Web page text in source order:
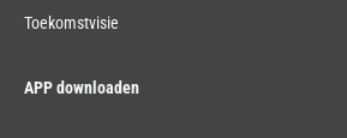
Toekomstvisie
APP downloaden